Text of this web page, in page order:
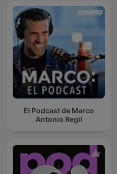
El Podcast de Marco
Antonio Regil